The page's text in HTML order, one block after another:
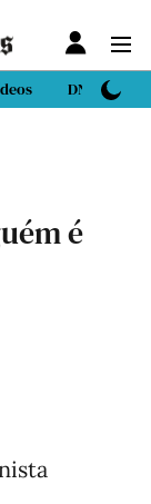
DN Sport
é